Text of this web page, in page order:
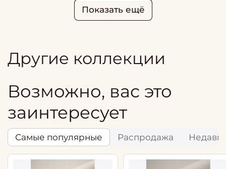
Показать ещё
Другие коллекции
Возможно, вас это
заинтересует
Самые популярные Распродажа